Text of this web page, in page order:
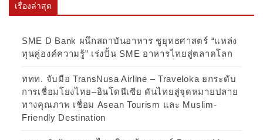
เรื่องล่าสุด
SME D Bank ผนึกสถาบันอาหาร ชูยุทธศาสตร์ “แหล่ง
ทุนคู่องค์ความรู้” เร่งปั้น SME อาหารไทยสู่ตลาดโลก
ททท. จับมือ TransNusa Airline – Traveloka ยกระดับ
การเชื่อมโยงไทย–อินโดนีเซีย ดันไทยสู่จุดหมายปลาย
ทางคุณภาพ เชื่อม Asean Tourism และ Muslim-
Friendly Destination